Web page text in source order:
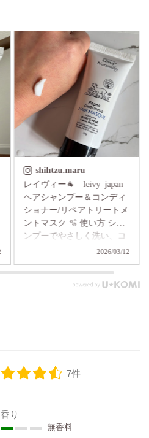
nene5142018
最近のうねりに加え、冬の
乾燥で髪がパサついてきた
ように感じる😢 で、これを
試してみました。 パッケー
ジがリニューアルしたレイ
ヴィーヘアケアシリーズ。
スト通り、ゴートミルク配
合で 保湿ができるヘアケア
ノ酸系、かつノンシリコ
ン。 コンディショナーは、
天然由来保湿成分(ヤギ乳な
然由来保湿成分(ヤギ乳な
2026/03/12
7件
香り
無香料